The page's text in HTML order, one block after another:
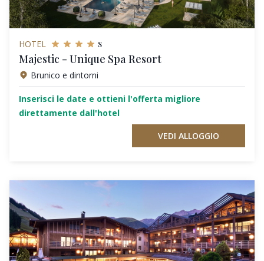
HOTEL s
Majestic - Unique Spa Resort
Brunico e dintorni
Inserisci le date e ottieni l'offerta migliore
direttamente dall'hotel
VEDI ALLOGGIO